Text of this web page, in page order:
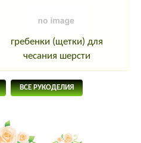
гребенки (щетки) для
чесания шерсти
ВСЕ РУКОДЕЛИЯ